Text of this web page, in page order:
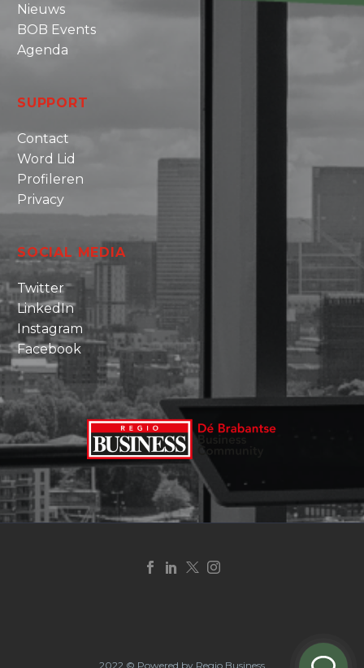
Nieuws
BOB Events
Agenda
SUPPORT
Contact
Word Lid
Profileren
Privacy
SOCIAL MEDIA
Twitter
LinkedIn
Instagram
Facebook
2022 © Powered by Regio Business